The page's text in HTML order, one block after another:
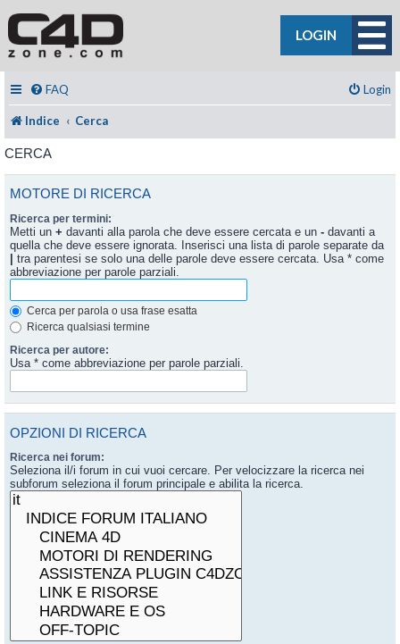
LOGIN
FAQ Login
Indice Cerca
CERCA
MOTORE DI RICERCA
Ricerca per termini:
Metti un + davanti alla parola che deve essere cercata e un - davanti a
quella che deve essere ignorata. Inserisci una lista di parole separate da
| tra parentesi se solo una delle parole deve essere cercata. Usa * come
abbreviazione per parole parziali.
Cerca per parola o usa frase esatta
Ricerca qualsiasi termine
Ricerca per autore:
Usa * come abbreviazione per parole parziali.
OPZIONI DI RICERCA
Ricerca nei forum:
Seleziona il/i forum in cui vuoi cercare. Per velocizzare la ricerca nei
subforum seleziona il forum principale e abilita la ricerca.